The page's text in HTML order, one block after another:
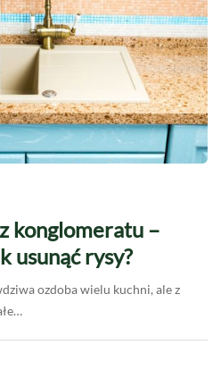
konglomeratu –
usunąć rysy?
ozdoba wielu kuchni, ale z